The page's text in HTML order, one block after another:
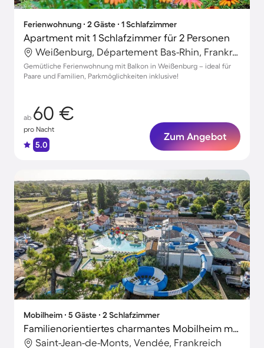
Ferienwohnung ∙ 2 Gäste ∙ 1 Schlafzimmer
Apartment mit 1 Schlafzimmer für 2 Personen
Weißenburg, Département Bas-Rhin, Frankreich
Gemütliche Ferienwohnung mit Balkon in Weißenburg – ideal für
Paare und Familien, Parkmöglichkeiten inklusive!
ab 60 €
pro Nacht
5.0
Zum Angebot
Mobilheim ∙ 5 Gäste ∙ 2 Schlafzimmer
Familienorientiertes charmantes Mobilheim mit Terrasse und beheiztem Pool
Saint-Jean-de-Monts, Vendée, Frankreich